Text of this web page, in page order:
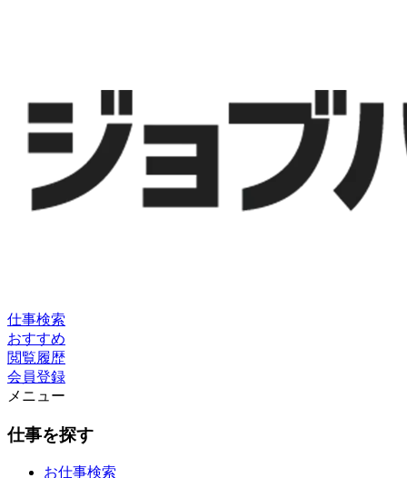
仕事検索
おすすめ
閲覧履歴
会員登録
メニュー
仕事を探す
お仕事検索